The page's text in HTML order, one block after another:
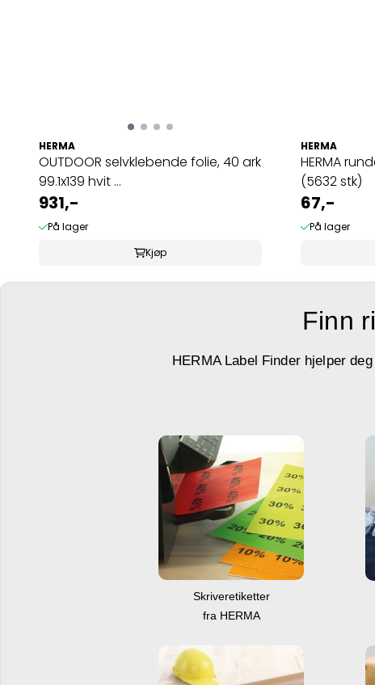
HERMA
OUTDOOR selvklebende folie, 40 ark
99.1x139 hvit ...
931,-
På lager
Kjøp
HERMA
HERMA
(5632 stk)
67,-
På lager
Finn
HERMA Label Finder hjelper
Skriveretiketter
fra HERMA